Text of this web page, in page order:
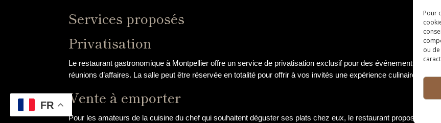
Pour
ou
Services proposés
Privatisation
Le restaurant gastronomique à Montpellier offre un service de privatisation exclusif pour des événements
réunions d’affaires. La salle peut être réservée en totalité pour offrir à vos invités une expérience culinaire
Vente à emporter
Pour les amateurs de la cuisine du chef qui souhaitent déguster ses plats chez eux, le restaurant propose un
FR